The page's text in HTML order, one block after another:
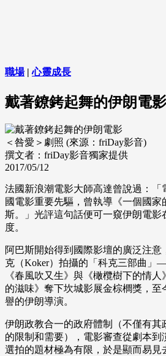
職場|心靈成長
戴著鐐銬起舞的伊朗電影
＜咎愛＞劇照 (來源：friDay影音)
撰文者：friDay影音獨家提供
2017/05/12
法國新浪潮電影大師高達曾說過：「
國電影重要先驅，曾執導《一個國家
斯。」光評這句話便可一窺伊朗電影
度。
阿巴斯開始得到國際影壇的廣泛注
克（Koker）拍攝的「科克三部曲」
《春風吹又生》與《橄欖樹下的情
的滋味》奪下坎城影展金棕櫚獎，至
譽的伊朗導演。
伊朗政教合一的政府體制（不僅有其
的限制和需要），電影審查從劇本
選拍的題材極為有限，於是顯而易見